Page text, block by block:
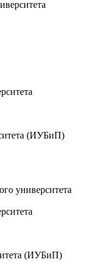
(ИУБиП)
университета
(ИУБиП)